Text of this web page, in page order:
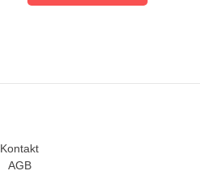
Kontakt
AGB